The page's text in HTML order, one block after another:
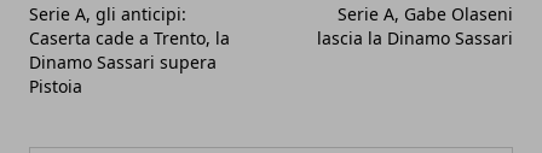
Serie A, gli anticipi:
Caserta cade a Trento, la
Dinamo Sassari supera
Pistoia
Serie A, Gabe Olaseni
lascia la Dinamo Sassari